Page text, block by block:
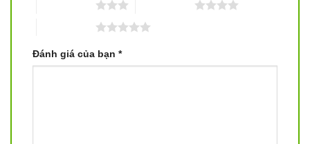
Đánh giá của bạn *